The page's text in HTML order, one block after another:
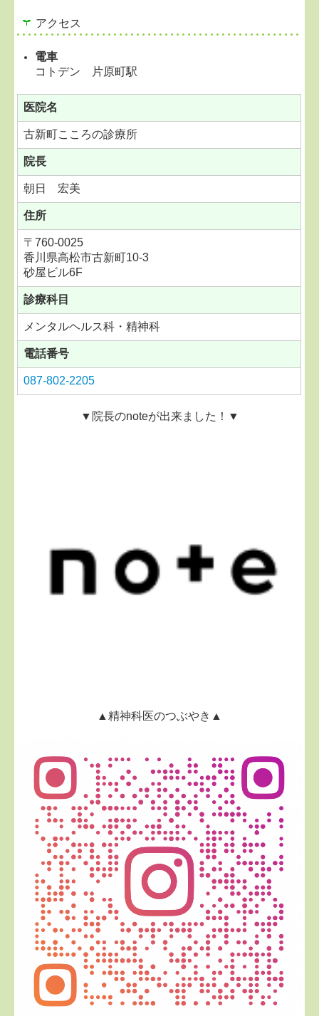
アクセス
電車
コトデン 片原町駅
医院名
古新町こころの診療所
院長
朝日 宏美
住所
〒760-0025
香川県高松市古新町10-3
砂屋ビル6F
診療科目
メンタルヘルス科・精神科
電話番号
087-802-2205
▼院長のnoteが出来ました！▼
▲精神科医のつぶやき▲